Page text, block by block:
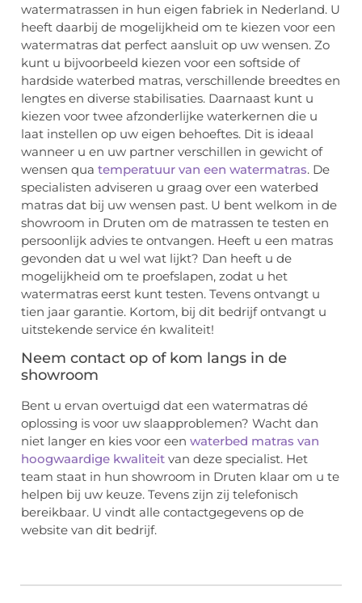
watermatrassen in hun eigen fabriek in Nederland. U
heeft daarbij de mogelijkheid om te kiezen voor een
watermatras dat perfect aansluit op uw wensen. Zo
kunt u bijvoorbeeld kiezen voor een softside of
hardside waterbed matras, verschillende breedtes en
lengtes en diverse stabilisaties. Daarnaast kunt u
kiezen voor twee afzonderlijke waterkernen die u
laat instellen op uw eigen behoeftes. Dit is ideaal
wanneer u en uw partner verschillen in gewicht of
wensen qua temperatuur van een watermatras. De
specialisten adviseren u graag over een waterbed
matras dat bij uw wensen past. U bent welkom in de
showroom in Druten om de matrassen te testen en
persoonlijk advies te ontvangen. Heeft u een matras
gevonden dat u wel wat lijkt? Dan heeft u de
mogelijkheid om te proefslapen, zodat u het
watermatras eerst kunt testen. Tevens ontvangt u
tien jaar garantie. Kortom, bij dit bedrijf ontvangt u
uitstekende service én kwaliteit!
Neem contact op of kom langs in de
showroom
Bent u ervan overtuigd dat een watermatras dé
oplossing is voor uw slaapproblemen? Wacht dan
niet langer en kies voor een waterbed matras van
hoogwaardige kwaliteit van deze specialist. Het
team staat in hun showroom in Druten klaar om u te
helpen bij uw keuze. Tevens zijn zij telefonisch
bereikbaar. U vindt alle contactgegevens op de
website van dit bedrijf.